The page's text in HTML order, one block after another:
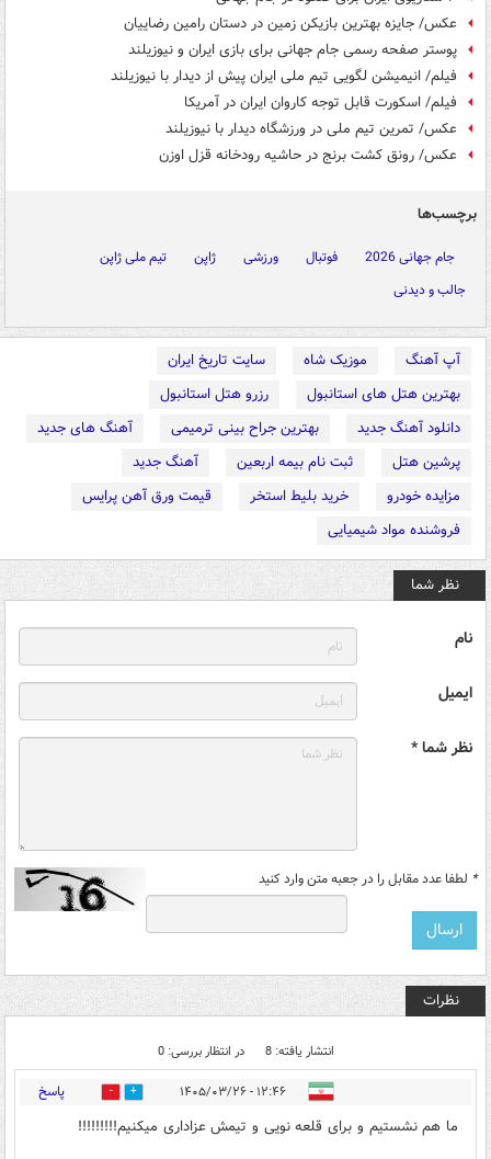
عکس/ جایزه بهترین بازیکن زمین در دستان رامین رضاییان
پوستر صفحه رسمی جام جهانی برای بازی ایران و نیوزیلند
فیلم/ انیمیشن لگویی تیم ملی ایران پیش از دیدار با نیوزیلند
فیلم/ اسکورت قابل توجه کاروان ایران در آمریکا
عکس/ تمرین تیم ملی در ورزشگاه دیدار با نیوزیلند
عکس/ رونق کشت برنج در حاشیه رودخانه قزل اوزن
برچسب‌ها
جام جهانی 2026 فوتبال ورزشی ژاپن
تیم ملی ژاپن
جالب و دیدنی
آپ آهنگ موزیک شاه
سایت تاریخ ایران
بهترین هتل های استانبول
رزرو هتل استانبول
دانلود آهنگ جدید
بهترین جراح بینی ترمیمی
آهنگ های جدید
پرشین هتل
ثبت نام بیمه اربعین
آهنگ جدید
مزایده خودرو
خرید بلیط استخر
قیمت ورق آهن پرایس
فروشنده مواد شیمیایی
نظر شما
نام
ایمیل
نظر شما *
* لطفا عدد مقابل را در جعبه متن وارد کنید
نظرات
انتشار یافته: 8 در انتظار بررسی: 0
۱۲:۴۶ - ۱۴۰۵/۰۳/۲۶ 3 پاسخ
ما هم نشستیم و برای قلعه نویی و تیمش عزاداری میکنیم!!!!!!!!!